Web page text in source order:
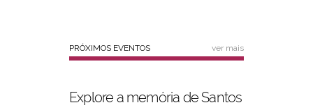
PRÓXIMOS EVENTOS ver mais
Explore a memória de Santos